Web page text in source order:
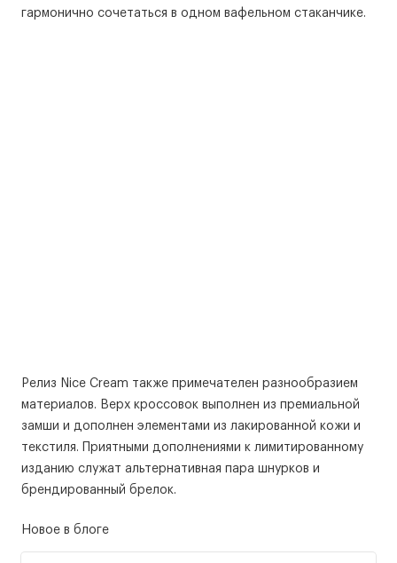
гармонично сочетаться в одном вафельном стаканчике.
Релиз Nice Cream также примечателен разнообразием
материалов. Верх кроссовок выполнен из премиальной
замши и дополнен элементами из лакированной кожи и
текстиля. Приятными дополнениями к лимитированному
изданию служат альтернативная пара шнурков и
брендированный брелок.
Новое в блоге